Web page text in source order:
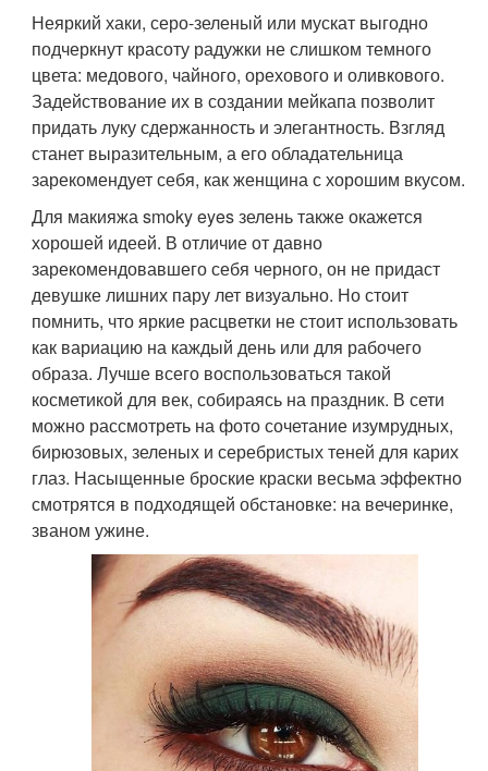
Неяркий хаки, серо-зеленый или мускат выгодно
подчеркнут красоту радужки не слишком темного
цвета: медового, чайного, орехового и оливкового.
Задействование их в создании мейкапа позволит
придать луку сдержанность и элегантность. Взгляд
станет выразительным, а его обладательница
зарекомендует себя, как женщина с хорошим вкусом.
Для макияжа smoky eyes зелень также окажется
хорошей идеей. В отличие от давно
зарекомендовавшего себя черного, он не придаст
девушке лишних пару лет визуально. Но стоит
помнить, что яркие расцветки не стоит использовать
как вариацию на каждый день или для рабочего
образа. Лучше всего воспользоваться такой
косметикой для век, собираясь на праздник. В сети
можно рассмотреть на фото сочетание изумрудных,
бирюзовых, зеленых и серебристых теней для карих
глаз. Насыщенные броские краски весьма эффектно
смотрятся в подходящей обстановке: на вечеринке,
званом ужине.